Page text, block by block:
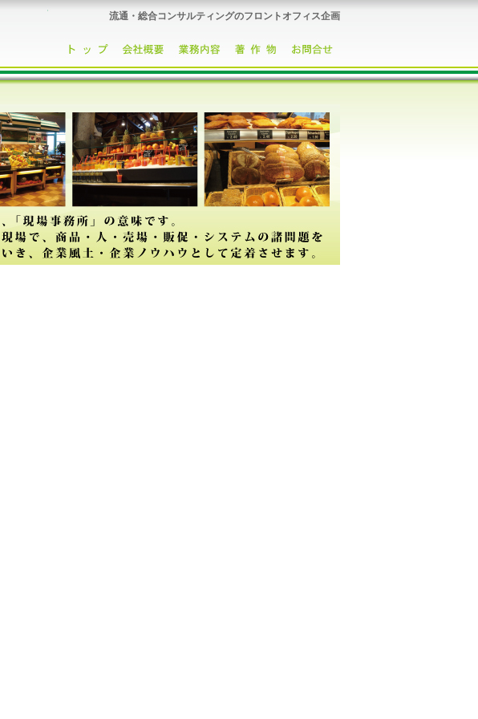
流通・総合コンサルティングのフロントオフィス企画